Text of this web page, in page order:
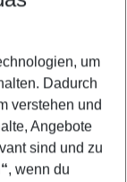
um
Dadurch
verstehen und
Angebote
sind und zu
, wenn du